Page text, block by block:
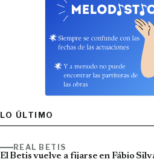
LO ÚLTIMO
REAL BETIS
El Betis vuelve a fijarse en Fábio